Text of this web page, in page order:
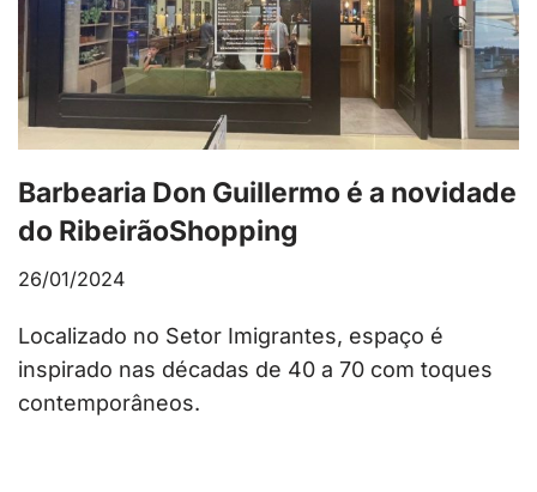
Barbearia Don Guillermo é a novidade
do RibeirãoShopping
26/01/2024
Localizado no Setor Imigrantes, espaço é
inspirado nas décadas de 40 a 70 com toques
contemporâneos.